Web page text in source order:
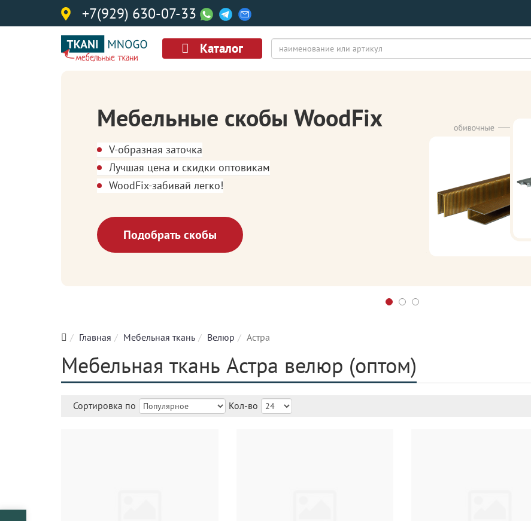
+7(929) 630-07-33
Каталог
Мебельные скобы WoodFix
V-образная заточка
Лучшая цена и скидки оптовикам
WoodFix-забивай легко!
Подобрать скобы
Главная Мебельная ткань Велюр Астра
Мебельная ткань Астра велюр (оптом)
Сортировка по Кол-во